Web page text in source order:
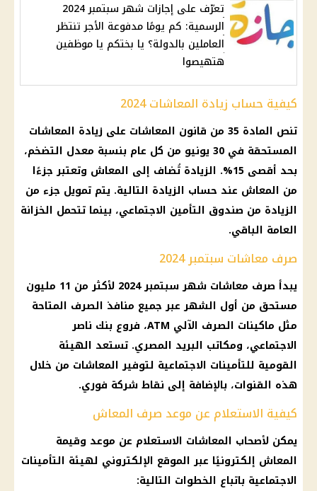
تعرّف على إجازات شهر سبتمبر 2024
الرسمية: كم يومًا مدفوعة الأجر تنتظر
العاملين بالدولة؟ يا بختكم يا موظفين
هتهيصوا
كيفية حساب زيادة المعاشات 2024
تنص المادة 35 من قانون المعاشات على زيادة المعاشات
المستحقة في 30 يونيو من كل عام بنسبة معدل
التضخم،
بحد أقصى 15%. الزيادة تُضاف إلى
المعاش وتعتبر جزءًا
من المعاش عند حساب الزيادة التالية. يتم تمويل جزء من
الزيادة من صندوق التأمين الاجتماعي، بينما تتحمل الخزانة
العامة الباقي.
صرف معاشات سبتمبر 2024
يبدأ صرف معاشات شهر سبتمبر 2024
لأكثر من 11 مليون
مستحق من أول الشهر عبر جميع منافذ الصرف المتاحة
مثل ماكينات الصرف الآلي ATM، فروع
بنك ناصر
الاجتماعي، ومكاتب البريد المصري. تستعد الهيئة
القومية للتأمينات الاجتماعية لتوفيرالمعاشات من خلال
هذه القنوات، بالإضافة إلى نقاطشركة فوري.
كيفية الاستعلام عن موعد صرف المعاش
يمكن لأصحاب المعاشات الاستعلام عن موعد وقيمة
المعاش إلكترونيًا عبر الموقع الإلكتروني لهيئة التأمينات
الاجتماعية باتباع الخطوات التالية: